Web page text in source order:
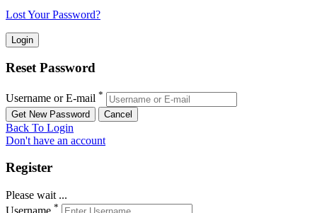
Lost Your Password?
Reset Password
Username or E-mail *
Back To Login
Don't have an account
Register
Please wait ...
*